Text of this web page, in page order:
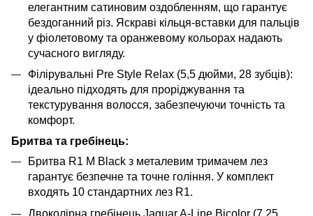
елегантним сатиновим оздобленням, що гарантує
бездоганний різ. Яскраві кільця-вставки для пальців
у фіолетовому та оранжевому кольорах надають
сучасного вигляду.
Філірувальні Pre Style Relax (5,5 дюйми, 28 зубців):
ідеально підходять для проріджування та
текстурування волосся, забезпечуючи точність та
комфорт.
Бритва та гребінець:
Бритва R1 M Black з металевим тримачем лез
гарантує безпечне та точне гоління. У комплект
входять 10 стандартних лез R1.
Двоколірна гребінець Jaguar A-Line Bicolor (7,25